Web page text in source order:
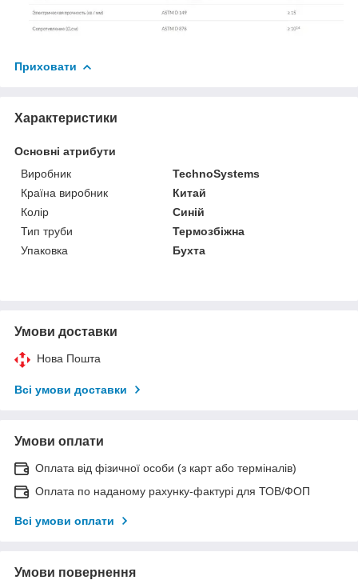
Приховати
Характеристики
Основні атрибути
Виробник
TechnoSystems
Країна виробник
Китай
Колір
Синій
Тип труби
Термозбіжна
Упаковка
Бухта
Умови доставки
Нова Пошта
Всі умови доставки
Умови оплати
Оплата від фізичної особи (з карт або терміналів)
Оплата по наданому рахунку-фактурі для ТОВ/ФОП
Всі умови оплати
Умови повернення